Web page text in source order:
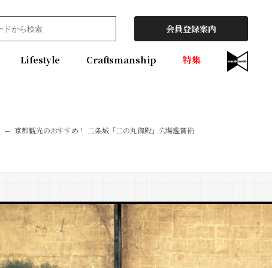
会員登録案内
Lifestyle Craftsmanship 特集
京都観光のおすすめ！ 二条城「二の丸御殿」穴場鑑賞術